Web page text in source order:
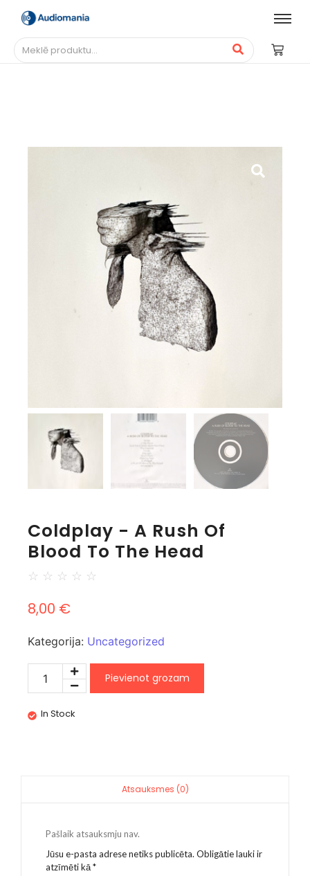
Coldplay - A Rush Of
Blood To The Head
☆ ☆ ☆ ☆ ☆
8,00 €
Kategorija: Uncategorized
Pievienot grozam
In Stock
Atsauksmes (0)
Pašlaik atsauksmju nav.
Jūsu e-pasta adrese netiks publicēta. Obligātie lauki ir
atzīmēti kā*